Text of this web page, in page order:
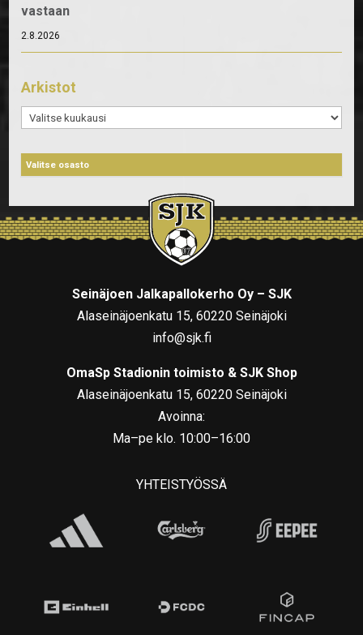
vastaan
2.8.2026
Arkistot
Arkistot
Seinäjoen Jalkapallokerho Oy – SJK
Alaseinäjoenkatu 15, 60220 Seinäjoki
info@sjk.fi
OmaSp Stadionin toimisto & SJK Shop
Alaseinäjoenkatu 15, 60220 Seinäjoki
Avoinna:
Ma–pe klo. 10:00–16:00
YHTEISTYÖSSÄ